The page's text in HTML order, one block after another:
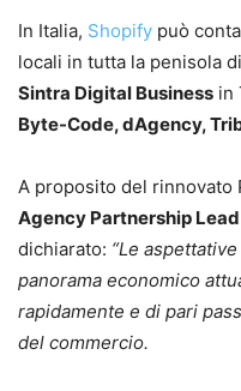
In Italia, Shopify può
locali in tutta la penisola
Sintra Digital Business in
Byte-Code, dAgency,
A proposito del rinnovato
Agency Partnership
dichiarato: “Le
panorama economico
rapidamente e di pari
del commercio.